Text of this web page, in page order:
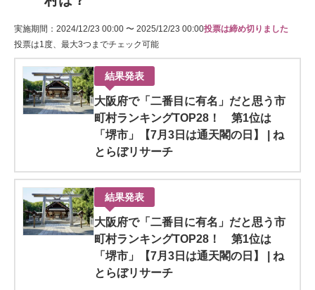
実施期間：2024/12/23 00:00 〜 2025/12/23 00:00
投票は1度、最大3つまでチェック可能
投票は締め切りました
結果発表
大阪府で「二番目に有名」だと思う市
町村ランキングTOP28！ 第1位は
「堺市」【7月3日は通天閣の日】 | ね
とらぼリサーチ
結果発表
大阪府で「二番目に有名」だと思う市
町村ランキングTOP28！ 第1位は
「堺市」【7月3日は通天閣の日】 | ね
とらぼリサーチ